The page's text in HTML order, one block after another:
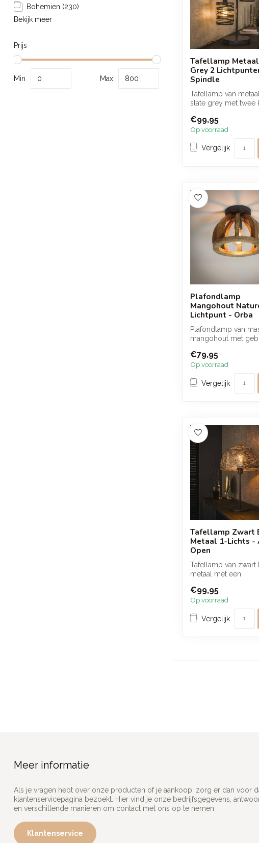
Bohemien (230)
Bekijk meer
Prijs
Min Max
Tafellamp
Grey 2
Spindle
Tafellamp van
slate grey met twee
...
€99,95
Op voorraad
Vergelijk
Plafondlamp
Mangohout
Lichtpunt - Orba
Plafondlamp van
mangohout met
warm e...
€79,95
Op voorraad
Vergelijk
Tafellamp Zwart
Metaal 1-Lichts -
Open
Tafellamp van zwart
metaal met een
en open gewe...
€99,95
Op voorraad
Vergelijk
Meer informatie
Als je vragen hebt over onze producten of je aankoop, zorg er dan voor
klantenservicepagina bezoekt. Hier vind je onze bedrijfsgegevens,
en verschillende manieren om contact met ons op te nemen.
Klantenservice